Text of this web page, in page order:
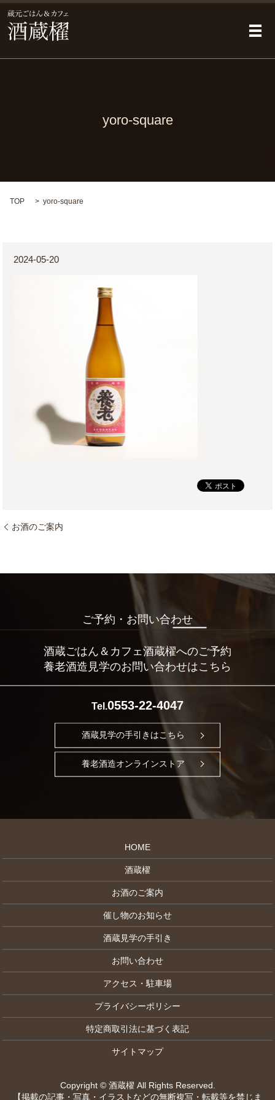
メ
yoro-square
TOP yoro-square
2024-05-20
お酒のご案内
ご予約・お問い合わせ
酒蔵ごはん＆カフェ酒蔵櫂へのご予約
養老酒造見学のお問い合わせはこちら
Tel.0553-22-4047
酒蔵見学の手引きはこちら
養老酒造オンラインストア
HOME
酒蔵櫂
お酒のご案内
催し物のお知らせ
酒蔵見学の手引き
お問い合わせ
アクセス・駐車場
プライバシーポリシー
特定商取引法に基づく表記
サイトマップ
Copyright © 酒蔵櫂 All Rights Reserved.
【掲載の記事・写真・イラストなどの無断複写・転載等を禁じま